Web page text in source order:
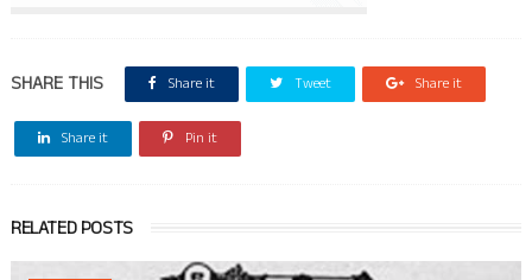
SHARE THIS Share it Tweet Share it
Share it Pin it
RELATED POSTS